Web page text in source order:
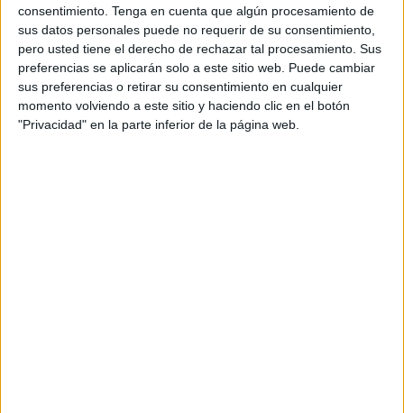
consentimiento. Tenga en cuenta que algún procesamiento de
sus datos personales puede no requerir de su consentimiento,
pero usted tiene el derecho de rechazar tal procesamiento. Sus
preferencias se aplicarán solo a este sitio web. Puede cambiar
sus preferencias o retirar su consentimiento en cualquier
momento volviendo a este sitio y haciendo clic en el botón
"Privacidad" en la parte inferior de la página web.
cuerpos, ha discurrido desde la Plaza de España hasta la
Plaza de las Cortes, frente al Congreso de los Diputados, y
ha congregado a 15.000 ciudadanos, según los
organizadores.
Piden a Grande-Marlaska que